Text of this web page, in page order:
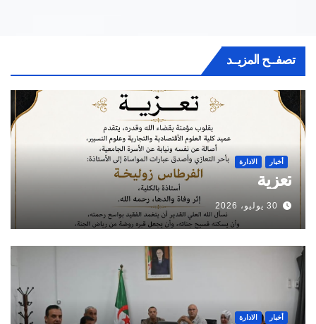
تصفــح المزيــد
أخبار الادارة
تعزية
30 يوليو، 2026
أخبار الادارة